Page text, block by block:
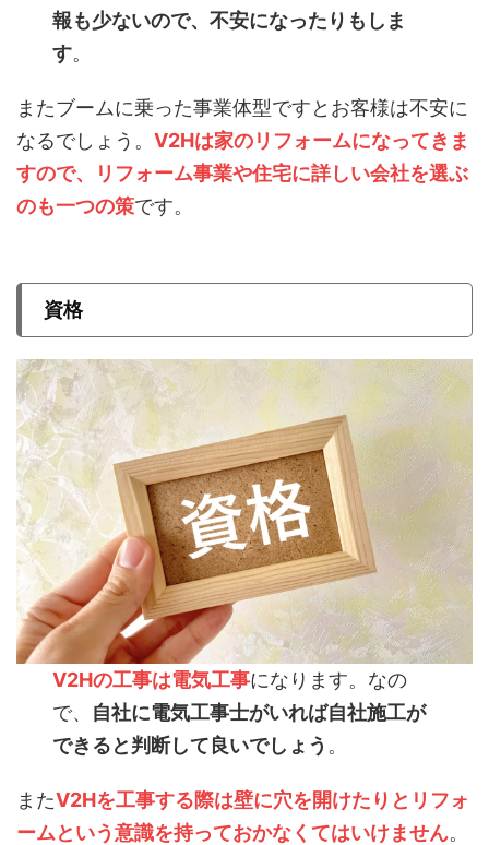
報も少ないので、不安になったりもしま
す。
またブームに乗った事業体型ですとお客様は不安に
なるでしょう。 V2Hは家のリフォームになってきま
すので、リフォーム事業や住宅に詳しい会社を選ぶ
のも一つの策です。
資格
V2Hの工事は電気工事になります。なの
で、 自社に電気工事士がいれば自社施工が
できると判断して良いでしょう 。
またV2Hを工事する際は壁に穴を開けたりとリフォ
ームという意識を持っておかなくてはいけません。